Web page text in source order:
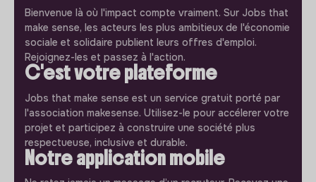
Bienvenue là où l'impact compte vraiment. Sur Jobs that
make sense, les acteurs les plus ambitieux de l'économie
sociale et solidaire publient leurs offres d'emploi.
Rejoignez-les et passez à l'action.
C'est votre plateforme
Jobs that make sense est un service gratuit porté par
l'association makesense. Utilisez-le pour accélerer votre
projet et participez à construire une société plus
respectueuse, inclusive et durable.
Notre application mobile